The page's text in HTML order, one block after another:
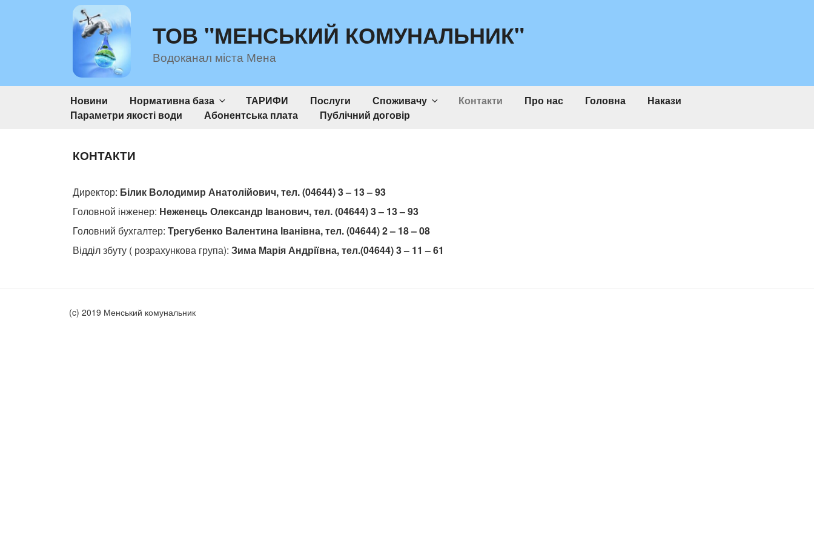
ТОВ "МЕНСЬКИЙ КОМУНАЛЬНИК"
Водоканал міста Мена
Новини Нормативна база ТАРИФИ Послуги Споживачу Контакти Про нас Головна
Накази
Параметри якості води
Абонентська плата Публічний договір
КОНТАКТИ
Директор: Білик Володимир Анатолійович, тел. (04644) 3 – 13 – 93
Головной інженер: Неженець Олександр Іванович, тел. (04644) 3 – 13 – 93
Головний бухгалтер: Трегубенко Валентина Іванівна, тел. (04644) 2 – 18 – 08
Відділ збуту ( розрахункова група): Зима Марія Андріївна, тел.(04644) 3 – 11 – 61
(c) 2019 Менський комунальник